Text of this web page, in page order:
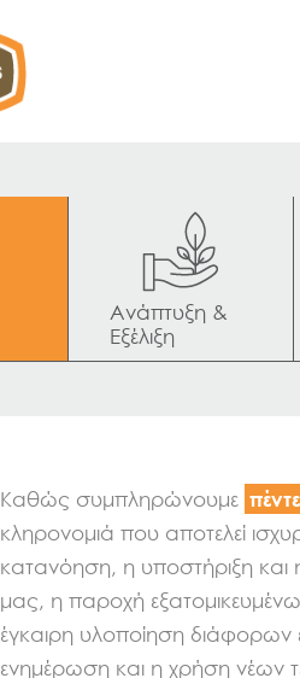
Ανάπτυξη &
Εξέλιξη
Καθώς συμπληρώνουμε
κληρονομιά που αποτελεί
κατανόηση, η υποστήριξη
μας, η παροχή
έγκαιρη υλοποίηση διάφορων
ενημέρωση και η χρήση νέων